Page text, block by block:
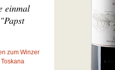
einmal
zum Winzer